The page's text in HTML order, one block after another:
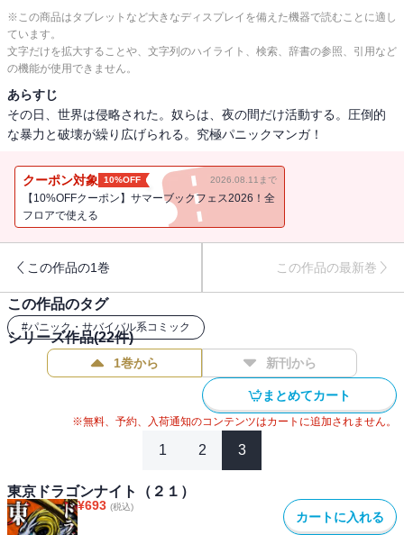
※この商品はタブレットなど大きなディスプレイを備えた機器で読むことに適し
ています。
文字だけを拡大することや、文字列のハイライト、検索、辞書の参照、引用など
の機能が使用できません。
あらすじ
その日、世界は侵略された。奴らは、夜の間だけ活動する。圧倒的
な暴力と破壊が繰り広げられる。究極パニックマンガ！
クーポン対象 10%OFF 2026.08.11まで
【10%OFFクーポン】サマーブックフェス2026！全
フロアで使える
この作品の1巻 この作品の最新巻
この作品のタグ
#パニック・サバイバル系コミック
シリーズ作品(22件)
1巻から 新刊から
まとめてカート
※無料、予約、入荷通知のコンテンツはカートに追加されません。
1 2 3
東京ドラゴンナイト（２１）
¥693 (税込)
カートに入れる